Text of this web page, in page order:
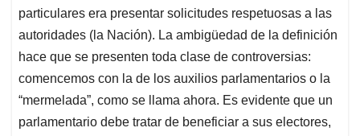
particulares era presentar solicitudes respetuosas a las
autoridades (la Nación). La ambigüedad de la definición
hace que se presenten toda clase de controversias:
comencemos con la de los auxilios parlamentarios o la
“mermelada”, como se llama ahora. Es evidente que un
parlamentario debe tratar de beneficiar a sus electores,